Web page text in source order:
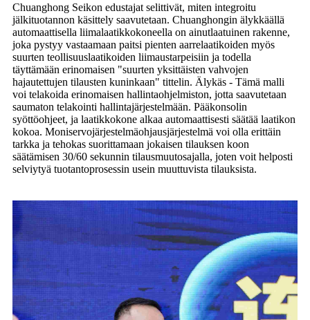
Chuanghong Seikon edustajat selittivät, miten integroitu
jälkituotannon käsittely saavutetaan. Chuanghongin älykkäällä
automaattisella liimalaatikkokoneella on ainutlaatuinen rakenne,
joka pystyy vastaamaan paitsi pienten aarrelaatikoiden myös
suurten teollisuuslaatikoiden liimaustarpeisiin ja todella
täyttämään erinomaisen "suurten yksittäisten vahvojen
hajautettujen tilausten kuninkaan" tittelin. Älykäs - Tämä malli
voi telakoida erinomaisen hallintaohjelmiston, jotta saavutetaan
saumaton telakointi hallintajärjestelmään. Pääkonsolin
syöttöohjeet, ja laatikkokone alkaa automaattisesti säätää laatikon
kokoa. Moniservojärjestelmäohjausjärjestelmä voi olla erittäin
tarkka ja tehokas suorittamaan jokaisen tilauksen koon
säätämisen 30/60 sekunnin tilausmuutosajalla, joten voit helposti
selviytyä tuotantoprosessin usein muuttuvista tilauksista.